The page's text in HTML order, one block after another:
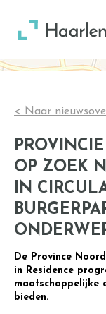
< Naar
OP ZOEK
IN
De Province
in Residence
maatschappelijke
bieden.